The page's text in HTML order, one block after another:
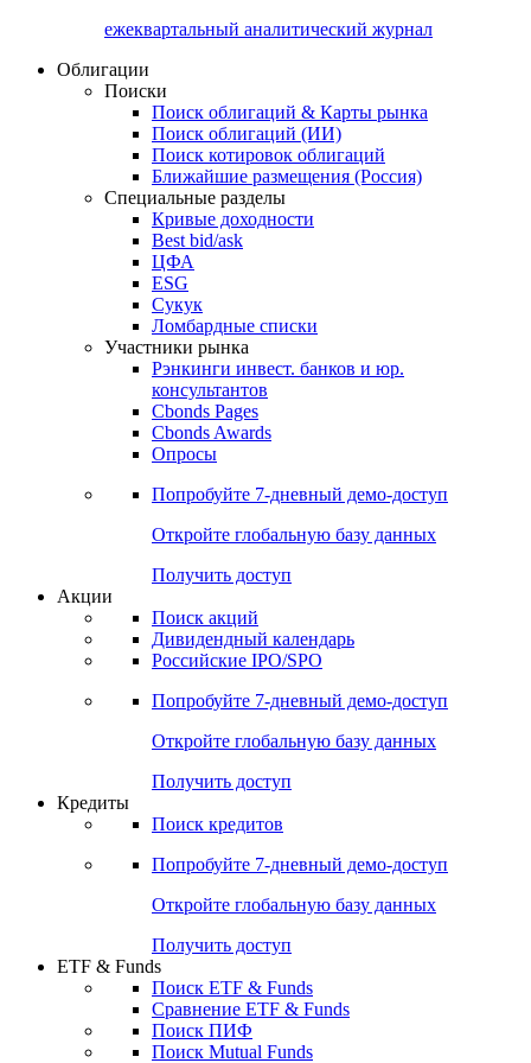
ежеквартальный аналитический журнал
Облигации
Поиски
Поиск облигаций & Карты рынка
Поиск облигаций (ИИ)
Поиск котировок облигаций
Ближайшие размещения (Россия)
Специальные разделы
Кривые доходности
Best bid/ask
ЦФА
ESG
Сукук
Ломбардные списки
Участники рынка
Рэнкинги инвест. банков и юр.
консультантов
Cbonds Pages
Cbonds Awards
Опросы
Попробуйте 7-дневный демо-доступ
Откройте глобальную базу данных
Получить доступ
Акции
Поиск акций
Дивидендный календарь
Российские IPO/SPO
Попробуйте 7-дневный демо-доступ
Откройте глобальную базу данных
Получить доступ
Кредиты
Поиск кредитов
Попробуйте 7-дневный демо-доступ
Откройте глобальную базу данных
Получить доступ
ETF & Funds
Поиск ETF & Funds
Сравнение ETF & Funds
Поиск ПИФ
Поиск Mutual Funds